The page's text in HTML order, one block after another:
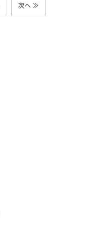
次へ ≫